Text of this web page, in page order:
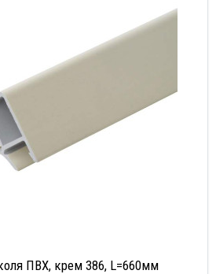
ПВХ, крем 386, L=660мм